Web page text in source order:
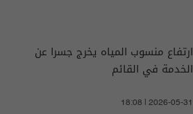
ارتفاع منسوب المياه يخرج جسرا عن
الخدمة في القائم
18:08 | 2026-05-31